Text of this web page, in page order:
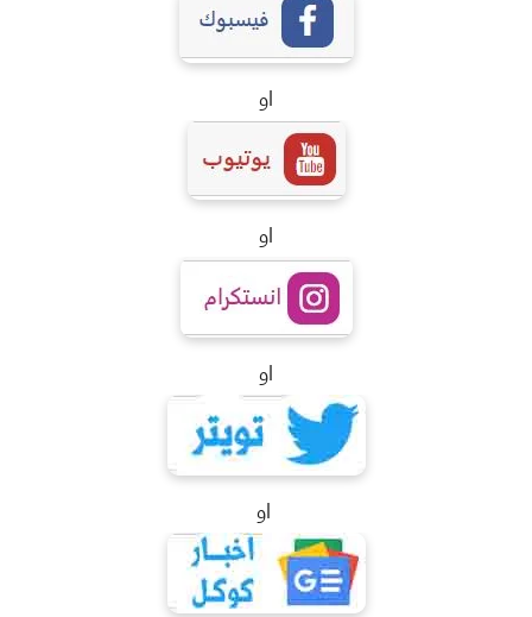
او
او
او
او